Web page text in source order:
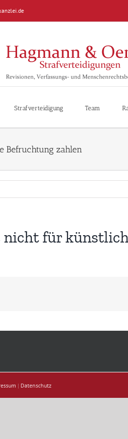
Strafverteidigung Team
Befruchtung zahlen
nicht für
| Datenschutz